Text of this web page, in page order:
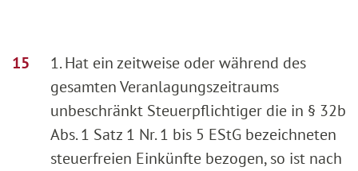
1. Hat ein zeitweise oder während des
gesamten Veranlagungszeitraums
unbeschränkt Steuerpflichtiger die in § 32b
Abs. 1 Satz 1 Nr. 1 bis 5 EStG bezeichneten
steuerfreien Einkünfte bezogen, so ist nach